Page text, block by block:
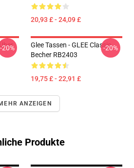
20,93 £ - 24,09 £
-20%
Glee Tassen - GLEE Classic
Becher RB2403
19,75 £ - 22,91 £
-20%
ANZEIGEN
Produkte